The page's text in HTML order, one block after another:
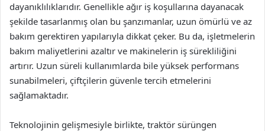
dayanıklılıklarıdır. Genellikle ağır iş koşullarına dayanacak
şekilde tasarlanmış olan bu şanzımanlar, uzun ömürlü ve az
bakım gerektiren yapılarıyla dikkat çeker. Bu da, işletmelerin
bakım maliyetlerini azaltır ve makinelerin iş sürekliliğini
artırır. Uzun süreli kullanımlarda bile yüksek performans
sunabilmeleri, çiftçilerin güvenle tercih etmelerini
sağlamaktadır.
Teknolojinin gelişmesiyle birlikte, traktör sürüngen